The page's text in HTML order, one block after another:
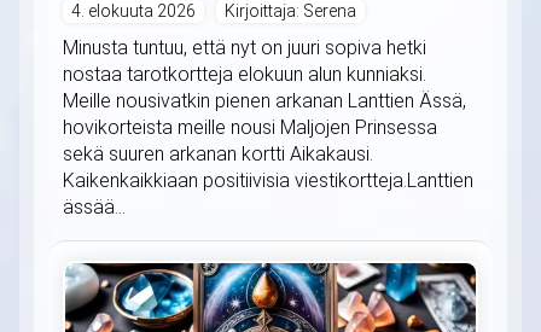
4. elokuuta 2026 Kirjoittaja: Serena
Minusta tuntuu, että nyt on juuri sopiva hetki
nostaa tarotkortteja elokuun alun kunniaksi.
Meille nousivatkin pienen arkanan Lanttien Ässä,
hovikorteista meille nousi Maljojen Prinsessa
sekä suuren arkanan kortti Aikakausi.
Kaikenkaikkiaan positiivisia viestikortteja.Lanttien
ässää...